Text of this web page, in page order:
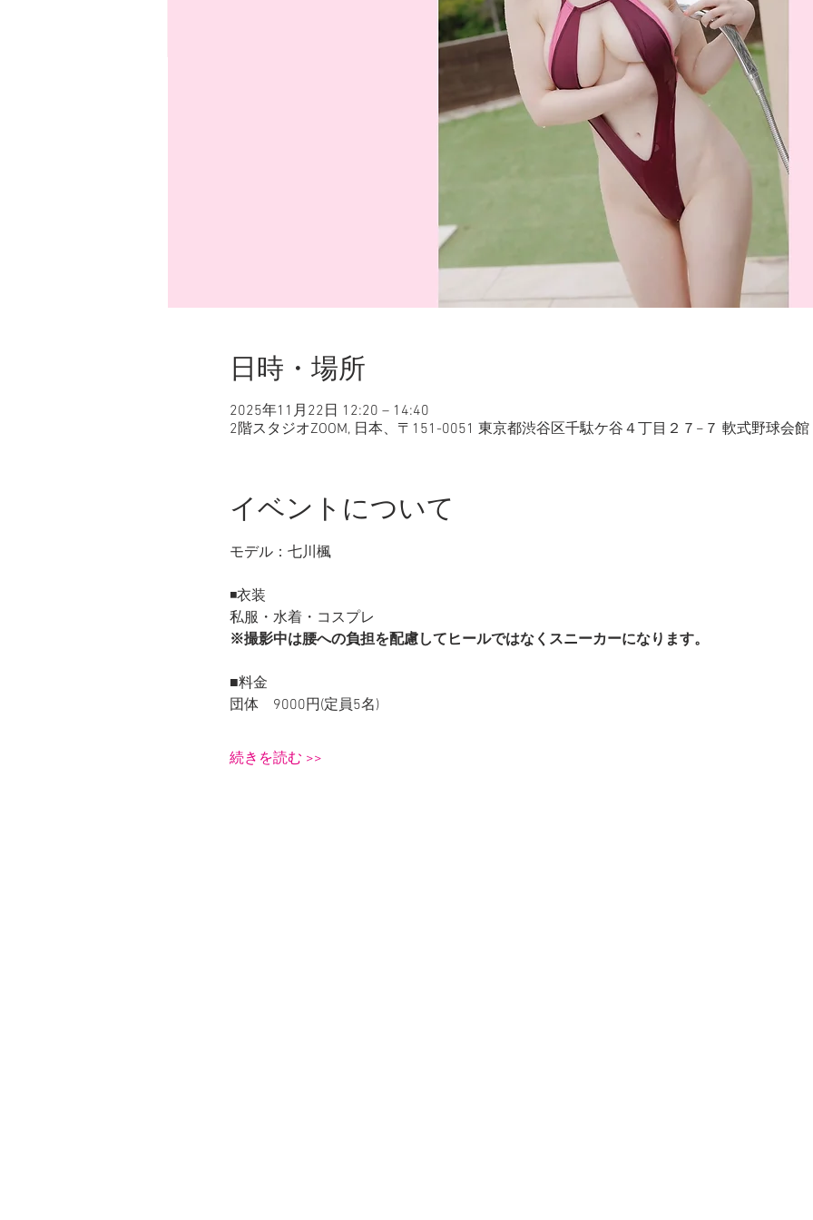
日時・場所
2025年11月22日 12:20 – 14:40
2階スタジオZOOM, 日本、〒151-0051 東京都渋谷区千駄ケ谷４丁目２７−７ 軟式野球会館
イベントについて
モデル：七川楓
◾️衣装
私服・水着・コスプレ
※撮影中は腰への負担を配慮してヒールではなくスニーカーになります。
■料金
団体　9000円(定員5名)
続きを読む >>